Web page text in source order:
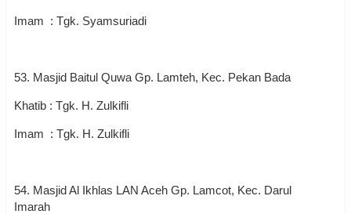
Imam : Tgk. Syamsuriadi
53. Masjid Baitul Quwa Gp. Lamteh, Kec. Pekan Bada
Khatib : Tgk. H. Zulkifli
Imam : Tgk. H. Zulkifli
54. Masjid Al Ikhlas LAN Aceh Gp. Lamcot, Kec. Darul
Imarah